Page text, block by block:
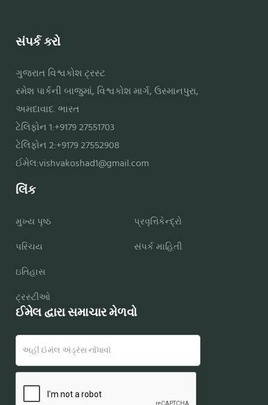
સંપર્ક કરો
ગુજરાત વિશ્વકોશ ટ્રસ્ટ
રમેશ પાર્કની બાજુમાં, વિશ્વકોશ માર્ગ, ઉસ્માનપુરા,
અમદાવાદ. ભારત
ટેલિફોન 1:+9179 27551703
ટેલિફોન 2:+9179 27552908
ઈમેલ:vishvakoshad1@gmail.com
લિંક
મુખ્ય પૃષ્ઠ
પરિચય
ઇતિહાસ
ટ્રસ્ટીઓ
પ્રવૃત્તિકેન્દ્રો
સંપર્ક માહિતી
ઈમેલ દ્વારા સમાચાર મેળવો